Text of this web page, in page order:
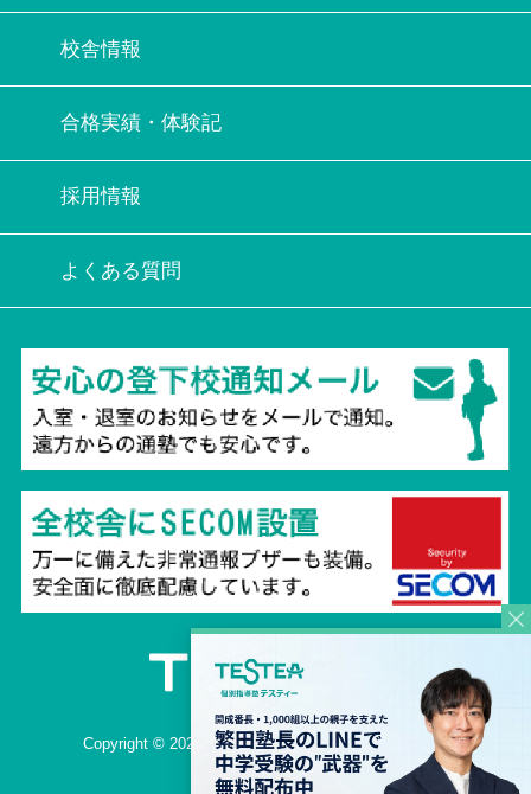
校舎情報
合格実績・体験記
採用情報
よくある質問
Copyright © 2026 TESTEA CO., All Rights Reserved.